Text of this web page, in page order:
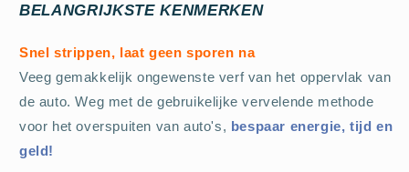
BELANGRIJKSTE KENMERKEN
Snel strippen, laat geen sporen na
Veeg gemakkelijk ongewenste verf van het oppervlak van
de auto. Weg met de gebruikelijke vervelende methode
voor het overspuiten van auto's, bespaar energie, tijd en
geld!